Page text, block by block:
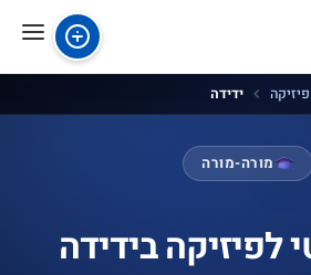
פיזיקה ידידה
מורה-מורה
לפיזיקה בידידה